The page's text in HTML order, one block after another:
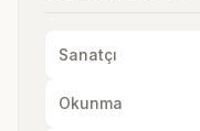
Sanatçı
Okunma